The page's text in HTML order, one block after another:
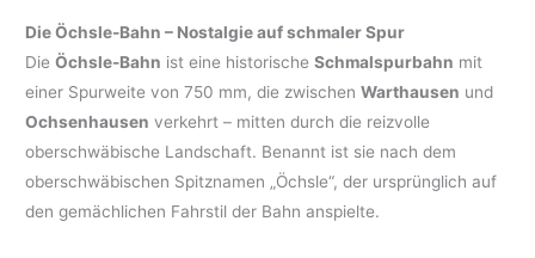
Die Öchsle-Bahn – Nostalgie auf schmaler Spur
DieÖchsle-Bahn ist eine historischeSchmalspurbahn mit
einer Spurweite von 750 mm, die zwischenWarthausen und
Ochsenhausen verkehrt – mitten durch die reizvolle
oberschwäbische Landschaft. Benannt ist sie nach dem
oberschwäbischen Spitznamen „Öchsle“, der ursprünglich auf
den gemächlichen Fahrstil der Bahn anspielte.